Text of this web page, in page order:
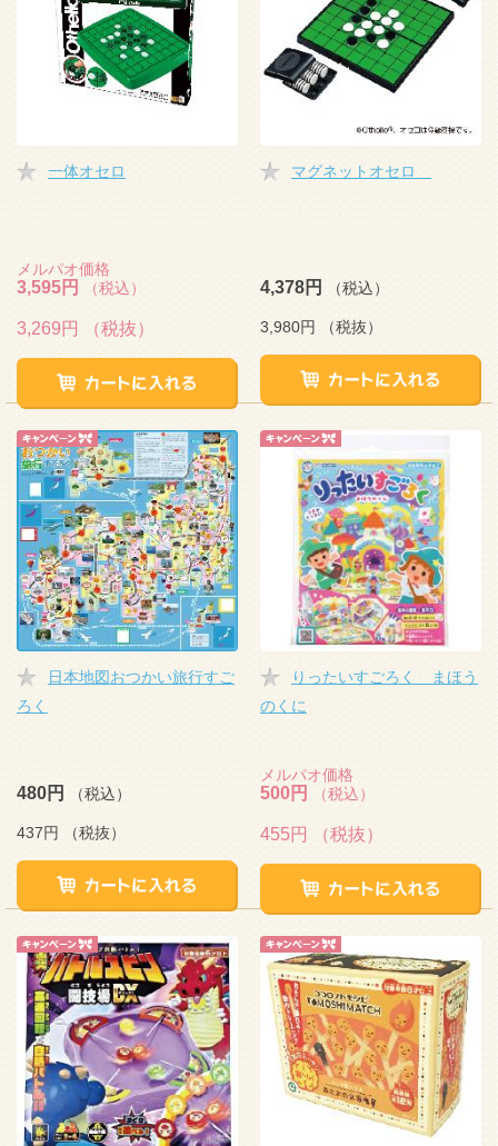
一体オセロ
メルパオ価格
3,595円 （税込）
3,269円 （税抜）
マグネットオセロ
4,378円 （税込）
3,980円 （税抜）
日本地図おつかい旅行すご
ろく
480円 （税込）
437円 （税抜）
りったいすごろく まほう
のくに
メルパオ価格
500円 （税込）
455円 （税抜）